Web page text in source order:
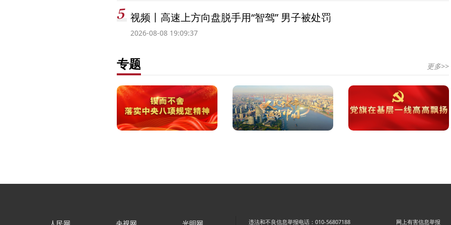
视频丨高速上方向盘脱手用“智驾” 男子被处罚
2026-08-08 19:09:37
专题 更多>>
违法和不良信息举报电话：010-56807188 网上有害信息举报